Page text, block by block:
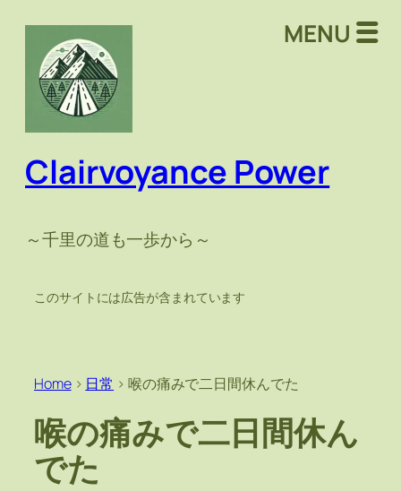
Clairvoyance Power
～千里の道も一歩から～
このサイトには広告が含まれています
Home> 日常 > 喉の痛みで二日間休んでた
喉の痛みで二日間休ん
でた
MENU